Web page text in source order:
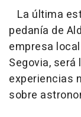
La última
pedanía de
empresa
Segovia,
experiencias
sobre